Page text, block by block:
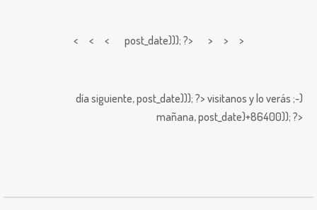
< < < post_date))); ?> > > >
día siguiente,post_date))); ?> visitanos y lo verás ;-)
mañana,post_date)+86400)); ?>